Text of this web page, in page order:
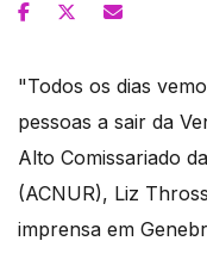
"Todos os dias
pessoas a sair da
Alto Comissariado
(ACNUR), Liz
imprensa em